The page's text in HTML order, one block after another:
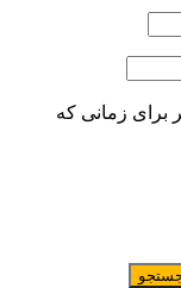
برای زمانی که